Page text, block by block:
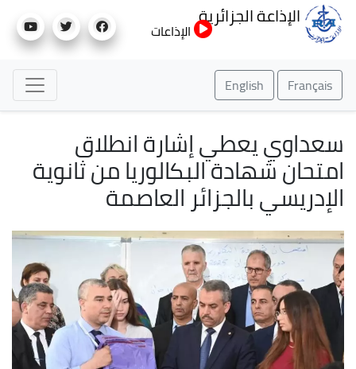
إلى
الإذاعة الجزائرية
الإذاعات
Français
English
سعداوي يعطي إشارة انطلاق
امتحان شهادة البكالوريا من ثانوية
الإدريسي بالجزائر العاصمة